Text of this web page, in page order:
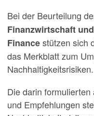
Bei der Beurteilung
Finanzwirtschaft
Financestützen sich
das Merkblatt zum
Nachhaltigkeitsrisiken.
Die darin
und Empfehlungen